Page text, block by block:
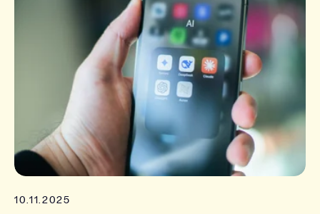
10.11.2025